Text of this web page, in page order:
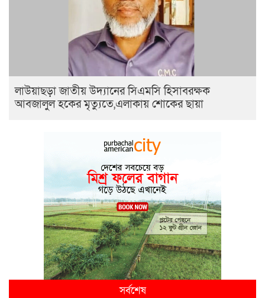
লাউয়াছড়া জাতীয় উদ্যানের সিএমসি হিসাবরক্ষক
আবজালুল হকের মৃত্যুতে,এলাকায় শোকের ছায়া
সর্বশেষ